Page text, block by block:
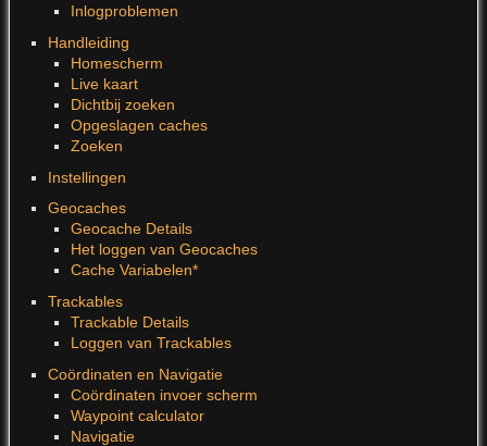
Inlogproblemen
Handleiding
Homescherm
Live kaart
Dichtbij zoeken
Opgeslagen caches
Zoeken
Instellingen
Geocaches
Geocache Details
Het loggen van Geocaches
Cache Variabelen*
Trackables
Trackable Details
Loggen van Trackables
Coördinaten en Navigatie
Coördinaten invoer scherm
Waypoint calculator
Navigatie